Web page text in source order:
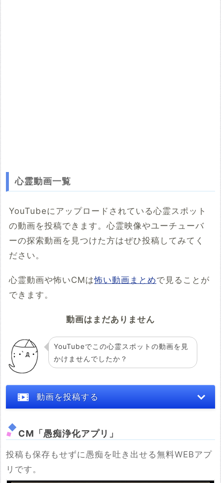
心霊動画一覧
YouTubeにアップロードされている心霊スポット
の動画を投稿できます。心霊映像やユーチューバ
ーの探索動画を見つけた方はぜひ投稿してみてく
ださい。
心霊動画や怖いCMは怖い動画まとめで見ることが
できます。
動画はまだありません
YouTubeでこの心霊スポットの動画を見
かけませんでしたか？
動画を投稿する
※YouTubeのURL
CM「愚痴浄化アプリ」
投稿も保存もせずに愚痴を吐き出せる無料WEBアプ
リです。